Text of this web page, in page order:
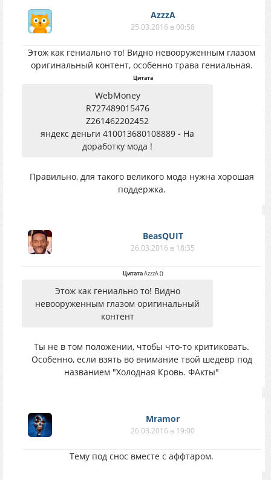
AzzzA
25.03.2016 в 00:58
Этож как гениально то! Видно невооруженным глазом
оригинальный контент, особенно трава гениальная.
Цитата
WebMoney
R727489015476
Z261462202452
яндекс деньги 410013680108889 - На
доработку мода !
Правильно, для такого великого мода нужна хорошая
поддержка.
BeasQUIT
26.03.2016 в 18:35
ЦитатаAzzzA()
Этож как гениально то! Видно
невооруженным глазом оригинальный
контент
Ты не в том положении, чтобы что-то критиковать.
Особенно, если взять во внимание твой шедевр под
названием "Холодная Кровь. ФАкты"
Mramor
26.03.2016 в 19:00
Тему под снос вместе с аффтаром.